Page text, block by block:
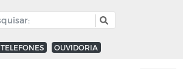
TELEFONES OUVIDORIA